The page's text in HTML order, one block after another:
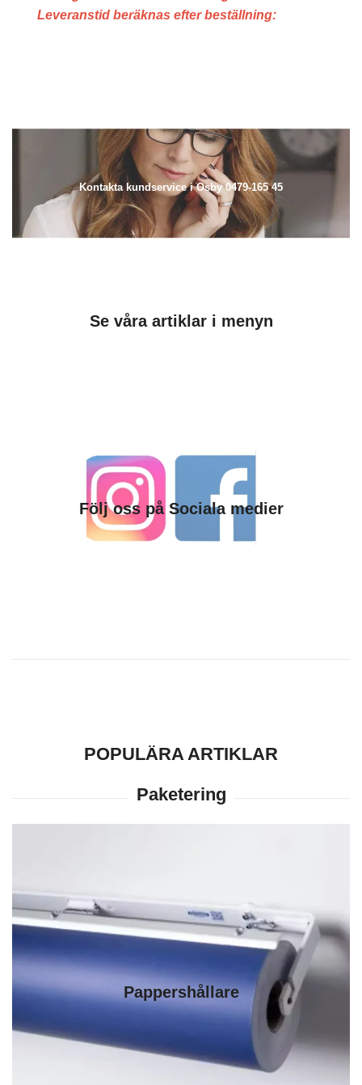
Kontakta kundservice i Osby 0479-165 45
Se våra artiklar i menyn
Följ oss på Sociala medier
POPULÄRA ARTIKLAR
Pappershållare
Leveranstid beräknas efter beställning: